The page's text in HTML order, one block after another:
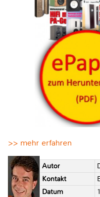
>> mehr erfahren
Autor
Kontakt
Datum